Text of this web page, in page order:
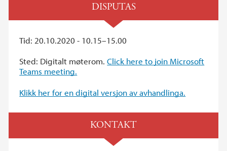
DISPUTAS
Tid: 20.10.2020 - 10.15–15.00
Sted: Digitalt møterom.Click here to join Microsoft
Teams meeting.
Klikk her for en digital versjon av avhandlinga.
KONTAKT